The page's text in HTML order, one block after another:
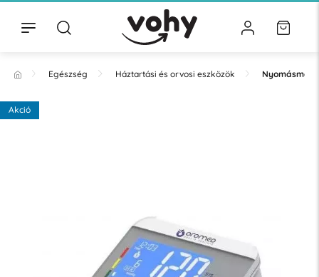
Egészség Háztartási és orvosi eszközök Nyomásmérő
Akció